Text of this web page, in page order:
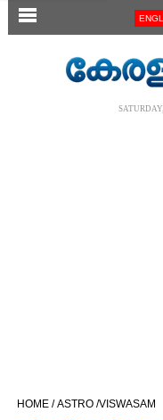
SECTIONS
HOME /ASTRO /VISWASAM